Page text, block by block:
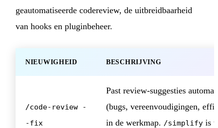
geautomatiseerde codereview, de uitbreidbaarheid
van hooks en pluginbeheer.
NIEUWIGHEID BESCHRIJVING
/code-review -
-fix
Past review-suggesties
(bugs, vereenvoudigingen,
in de werkmap. /simplify is